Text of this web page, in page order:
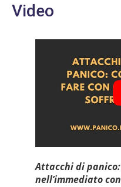
Video
Attacchi di
nell’immediato